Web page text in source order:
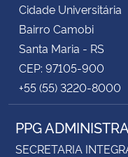
Cidade Universitária
Bairro Camobi
Santa Maria - RS
CEP: 97105-900
+55 (55) 3220-8000
PPG
SECRETARIA